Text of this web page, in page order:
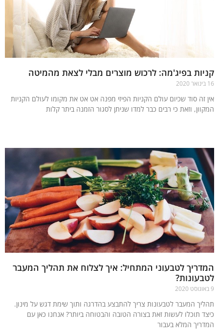
בפיג'מה: לרכוש מוצרים מבלי לצאת מהמיטה
זה סוד שכיום עולם הקניות הפיזי מפנה אט אט את מקומו לעולם הקניות
וזאת כי רבים כבר למדו שניתן לסגור הזמנה ביתר קלות
לטבעוני המתחיל: איך לצלוח את תהליך המעבר
המעבר לטבעונות צריך להתבצע בהדרגה ותוך שימת דגש על מינון.
תוכלו לעשות זאת בצורה הטובה והבטוחה ביותר? אנחנו כאן עם
המלא בעבור